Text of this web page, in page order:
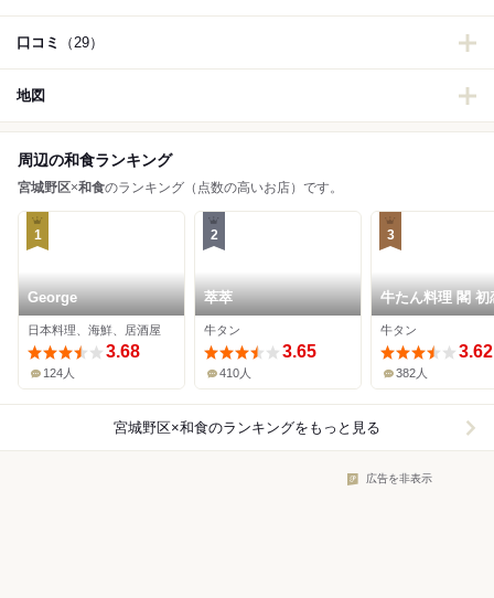
口コミ （29）
地図
周辺の和食ランキング
宮城野区×和食のランキング（点数の高いお店）です。
1
George
日本料理、海鮮、居酒屋
3.68
124人
2
萃萃
牛タン
3.65
410人
3
牛たん料理 閣 初
り店
牛タン
3.62
382人
宮城野区×和食のランキングをもっと見る
広告を非表示